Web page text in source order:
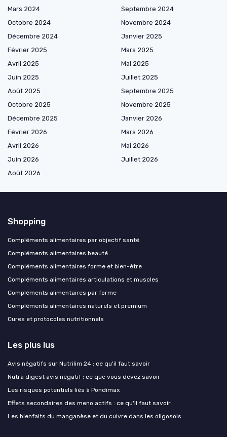
Mars 2024
Septembre 2024
Octobre 2024
Novembre 2024
Décembre 2024
Janvier 2025
Février 2025
Mars 2025
Avril 2025
Mai 2025
Juin 2025
Juillet 2025
Août 2025
Septembre 2025
Octobre 2025
Novembre 2025
Décembre 2025
Janvier 2026
Février 2026
Mars 2026
Avril 2026
Mai 2026
Juin 2026
Juillet 2026
Août 2026
Shopping
Compléments alimentaires par objectif santé
Compléments alimentaires beauté
Compléments alimentaires forme et bien-être
Compléments alimentaires articulations et muscles
Compléments alimentaires par forme
Compléments alimentaires naturels et premium
Cures et protocoles nutritionnels
Les plus lus
Avis négatifs sur Nutrilim 24 : ce qu'il faut savoir
Nutra digest avis négatif : ce que vous devez savoir
Les risques potentiels liés à Pondimax
Effets secondaires des meno actifs : ce qu'il faut savoir
Les bienfaits du manganèse et du cuivre dans les oligosols